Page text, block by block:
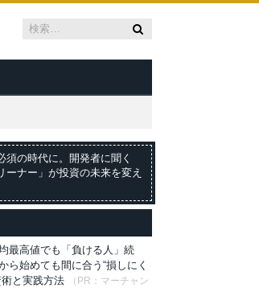
須の時代に。開発者に聞く
ーナー」が投資の未来を変え
最高値でも「負ける人」続
ら始めても間に合う“損しにく
術と実践方法
（PR：マーチャン